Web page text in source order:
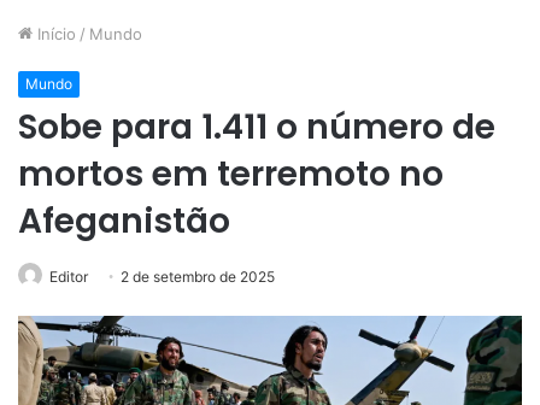
Início / Mundo
Mundo
Sobe para 1.411 o número de
mortos em terremoto no
Afeganistão
Editor 2 de setembro de 2025